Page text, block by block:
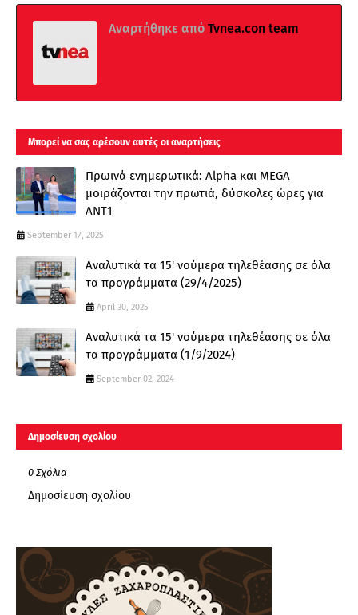
Αναρτήθηκε από Tvnea.con team
Μπορεί να σας αρέσουν αυτές οι αναρτήσεις
Πρωινά ενημερωτικά: Alpha και MEGA
μοιράζονται την πρωτιά, δύσκολες ώρες για
ΑΝΤ1
September 17, 2025
Αναλυτικά τα 15' νούμερα τηλεθέασης σε όλα
τα προγράμματα (29/4/2025)
April 30, 2025
Αναλυτικά τα 15' νούμερα τηλεθέασης σε όλα
τα προγράμματα (1/9/2024)
September 02, 2024
Δημοσίευση σχολίου
0 Σχόλια
Δημοσίευση σχολίου